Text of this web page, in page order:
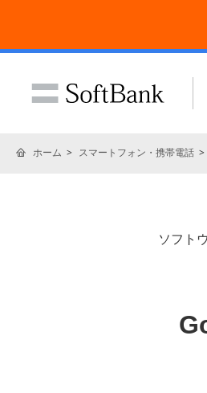
ホーム スマートフォン・携帯電話
ソフト